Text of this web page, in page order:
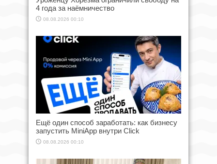
4 года за наёмничество
08.08.2026 00:10
Ещё один способ заработать: как бизнесу
запустить MiniApp внутри Click
08.08.2026 00:10